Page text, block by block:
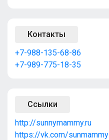
Контакты
+7-988-135-68-86
+7-989-775-18-35
Ссылки
http://sunnymammy.ru
https://vk.com/sunmammy